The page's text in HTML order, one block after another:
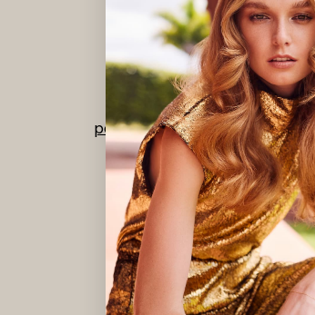
Instagram|Facebook
Org nr 992 518 073
post@verdant.no-56 15 68 00